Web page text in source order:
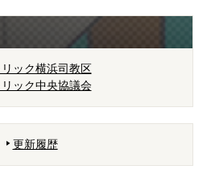
ック横浜司教区
ック中央協議会
更新履歴